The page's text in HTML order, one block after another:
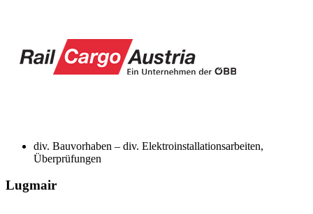
div. Bauvorhaben – div. Elektroinstallationsarbeiten,
Überprüfungen
Lugmair